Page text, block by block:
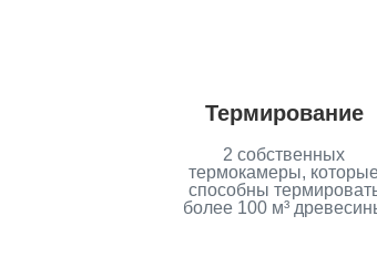
Термирование
2 собственных
термокамеры,
способны
более 100 м³